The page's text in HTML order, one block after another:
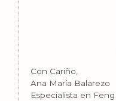
Con Cariño,
Ana María Balarezo
Especialista en